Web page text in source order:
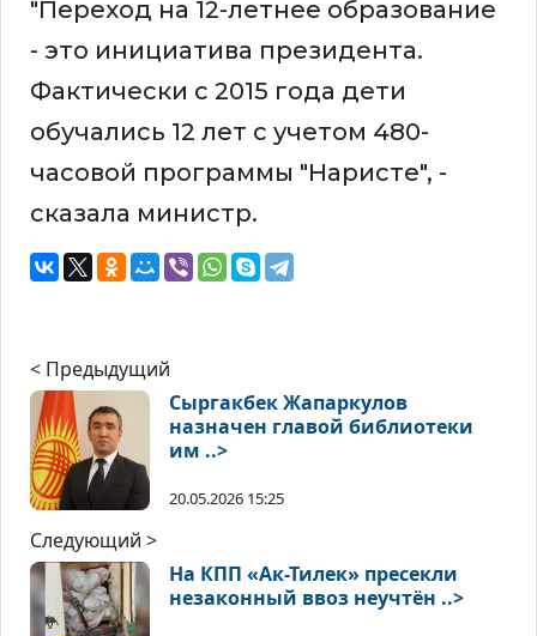
"Переход на 12-летнее образование
- это инициатива президента.
Фактически с 2015 года дети
обучались 12 лет с учетом 480-
часовой программы "Наристе", -
сказала министр.
< Предыдущий
Сыргакбек Жапаркулов
назначен главой библиотеки
им ..>
20.05.2026 15:25
Следующий >
На КПП «Ак-Тилек» пресекли
незаконный ввоз неучтён ..>